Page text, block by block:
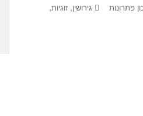
פתרונות גירושין, זוגיות,